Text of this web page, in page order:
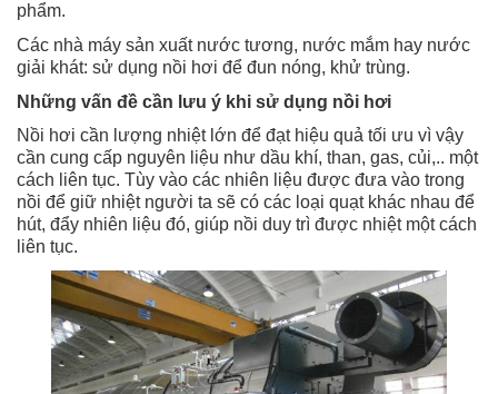
phẩm.
Các nhà máy sản xuất nước tương, nước mắm hay nước
giải khát: sử dụng nồi hơi để đun nóng, khử trùng.
Những vấn đề cần lưu ý khi sử dụng nồi hơi
Nồi hơi cần lượng nhiệt lớn để đạt hiệu quả tối ưu vì vậy
cần cung cấp nguyên liệu như dầu khí, than, gas, củi,.. một
cách liên tục. Tùy vào các nhiên liệu được đưa vào trong
nồi để giữ nhiệt người ta sẽ có các loại quạt khác nhau để
hút, đẩy nhiên liệu đó, giúp nồi duy trì được nhiệt một cách
liên tục.